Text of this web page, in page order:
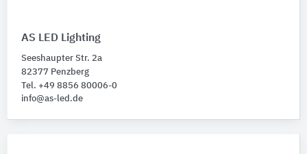
AS LED Lighting
Seeshaupter Str. 2a
82377 Penzberg
Tel. +49 8856 80006-0
info@as-led.de